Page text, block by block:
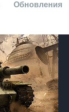
Обновления